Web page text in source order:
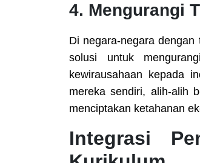
4. Mengurangi
Di negara-negara
solusi untuk
kewirausahaan kepada
mereka sendiri, alih-alih
menciptakan ketahanan
Integrasi